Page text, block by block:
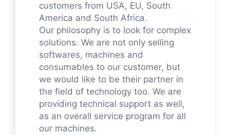
customers from USA, EU, South
America and South Africa.
Our philosophy is to look for complex
solutions. We are not only selling
softwares, machines and
consumables to our customer, but
we would like to be their partner in
the field of technology too. We are
providing technical support as well,
as an overall service program for all
our machines.